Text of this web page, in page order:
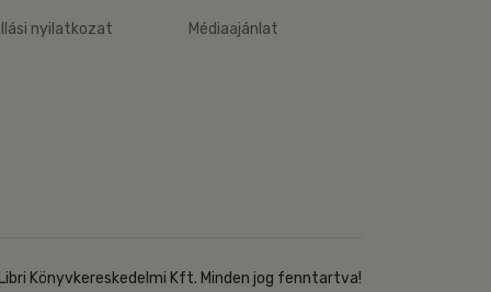
nyilatkozat Médiaajánlat
Könyvkereskedelmi Kft. Minden jog fenntartva!